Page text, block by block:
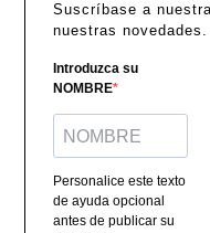
Suscríbase a
nuestras novedades.
Introduzca su
NOMBRE
Personalice este texto
de ayuda opcional
antes de publicar su